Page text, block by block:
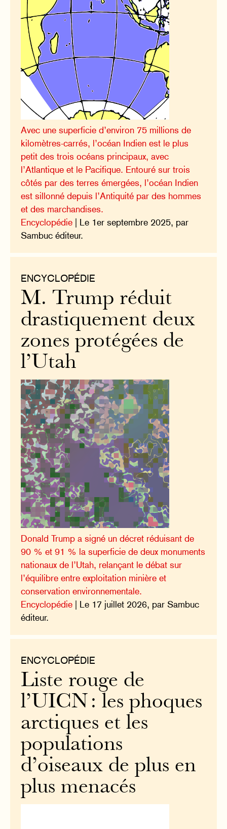
Avec une superficie d’environ 75 millions de
kilomètres-carrés, l’océan Indien est le plus
petit des trois océans principaux, avec
l’Atlantique et le Pacifique. Entouré sur trois
côtés par des terres émergées, l’océan Indien
est sillonné depuis l’Antiquité par des hommes
et des marchandises.
Encyclopédie | Le 1er septembre 2025, par
Sambuc éditeur.
ENCYCLOPÉDIE
M. Trump réduit
drastiquement deux
zones protégées de
l’Utah
Donald Trump a signé un décret réduisant de
90 % et 91 % la superficie de deux monuments
nationaux de l’Utah, relançant le débat sur
l’équilibre entre exploitation minière et
conservation environnementale.
Encyclopédie | Le 17 juillet 2026, par Sambuc
éditeur.
ENCYCLOPÉDIE
Liste rouge de
l’UICN : les phoques
arctiques et les
populations
d’oiseaux de plus en
plus menacés